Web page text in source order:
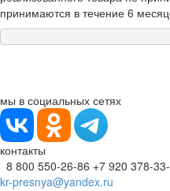
принимаются в течение 6
мы в социальных сетях
контакты
8 800 550-26-86 +7 920 378-
kr-presnya@yandex.ru